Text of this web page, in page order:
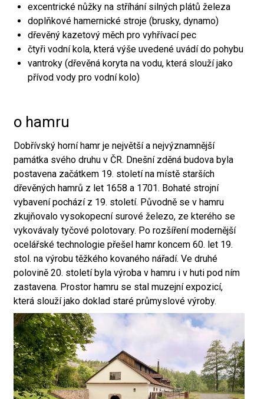
excentrické nůžky na stříhání silných plátů železa
doplňkové hamernické stroje (brusky, dynamo)
dřevěný kazetový měch pro vyhřívací pec
čtyři vodní kola, která výše uvedené uvádí do pohybu
vantroky (dřevěná koryta na vodu, která slouží jako
přívod vody pro vodní kolo)
o hamru
Dobřívský horní hamr je největší a nejvýznamnější
památka svého druhu v ČR. Dnešní zděná budova byla
postavena začátkem 19. století na místě starších
dřevěných hamrů z let 1658 a 1701. Bohaté strojní
vybavení pochází z 19. století. Původně se v hamru
zkujňovalo vysokopecní surové železo, ze kterého se
vykovávaly tyčové polotovary. Po rozšíření modernější
ocelářské technologie přešel hamr koncem 60. let 19.
stol. na výrobu těžkého kovaného nářadí. Ve druhé
polovině 20. století byla výroba v hamru i v huti pod ním
zastavena. Prostor hamru se stal muzejní expozicí,
která slouží jako doklad staré průmyslové výroby.